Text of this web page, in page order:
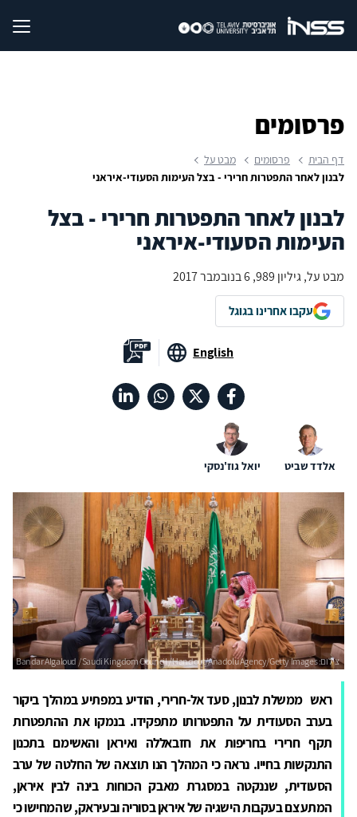
פרסומים
דף הבית פרסומים
מבט על
לבנון לאחר התפטרות חרירי - בצל העימות הסעודי-איראני
לבנון לאחר התפטרות חרירי - בצל
העימות הסעודי-איראני
מבט על, גיליון 989, 6 בנובמבר 2017
עקבו אחרינו בגוגל
English
אלדד שביט יואל גוז'נסקי
ראש ממשלת לבנון, סעד אל-חרירי, הודיע במפתיע במהלך ביקור
בערב הסעודית על התפטרותו מתפקידו. בנמקו את ההתפטרות
תקף חרירי בחריפות את חזבאללה ואיראן והאשימם בתכנון
התנקשות בחייו. נראה כי המהלך הנו תוצאה של החלטה של ערב
הסעודית, שננקטה במסגרת מאבק הכוחות בינה לבין איראן,
המתעצם בעקבות הישגיה של איראן בסוריה ובעיראק, שהמחישו כי